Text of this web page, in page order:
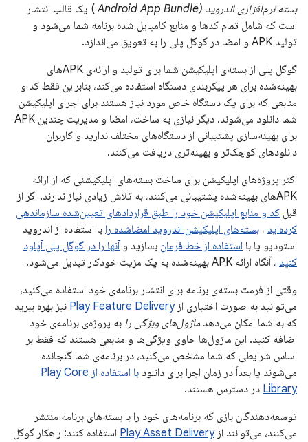
بسته نرم‌افزاری اندروید (Android App Bundle
) یک قالب انتشار
است که شامل تمام کدها و منابع کامپایل شده برنامه شما می‌شود و
تولید APK و امضا در گوگل پلی را به تعویق می‌اندازد.
گوگل پلی از بسته‌ی اپلیکیشن شما برای تولید و ارائه‌ی APKهای
بهینه‌شده برای هر پیکربندی دستگاه استفاده می‌کند، بنابراین فقط کد و
منابعی که برای یک دستگاه خاص مورد نیاز هستند برای اجرای اپلیکیشن
شما دانلود می‌شوند. دیگر نیازی به ساخت، امضا و مدیریت چندین APK
برای بهینه‌سازی پشتیبانی از دستگاه‌های مختلف ندارید و کاربران
دانلودهای کوچک‌تر و بهینه‌تری دریافت می‌کنند.
اکثر پروژه‌های اپلیکیشن برای ساخت بسته‌های اپلیکیشنی که از ارائه
APKهای بهینه‌شده پشتیبانی می‌کنند، به تلاش زیادی نیاز ندارند. اگر از
قبل کد و منابع اپلیکیشن خود را طبق قراردادهای تعیین‌شده سازماندهی
کرده‌اید ، بسته‌های اپلیکیشن اندروید امضاشده را با استفاده از اندروید
استودیو یا با استفاده از خط فرمان بسازید و آنها را در گوگل پلی آپلود
کنید ، آنگاه ارائه APK بهینه‌شده به یک مزیت خودکار تبدیل می‌شود.
وقتی از فرمت بسته‌ی برنامه برای انتشار برنامه‌ی خود استفاده می‌کنید،
می‌توانید به صورت اختیاری ازPlay Feature Delivery نیز بهره ببرید
که به شما امکان می‌دهد ماژول‌های ویژگی را به پروژه‌ی برنامه‌ی خود
اضافه کنید. این ماژول‌ها حاوی ویژگی‌ها و منابعی هستند که فقط بر
اساس شرایطی که شما مشخص می‌کنید، در برنامه‌ی شما گنجانده
می‌شوند یا بعداً در زمان اجرا برای دانلود
با استفاده از Play Core
Library در دسترس هستند.
توسعه‌دهندگان بازی که برنامه‌های خود را با بسته‌های برنامه منتشر
می‌کنند، می‌توانند ازPlay Asset Delivery استفاده کنند: راهکار گوگل